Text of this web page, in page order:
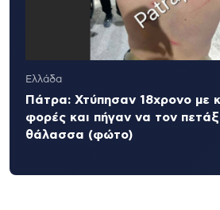
Ελλάδα
Πάτρα: Χτύπησαν 18χρονο με
φορές και πήγαν να τον
θάλασσα (φώτο)